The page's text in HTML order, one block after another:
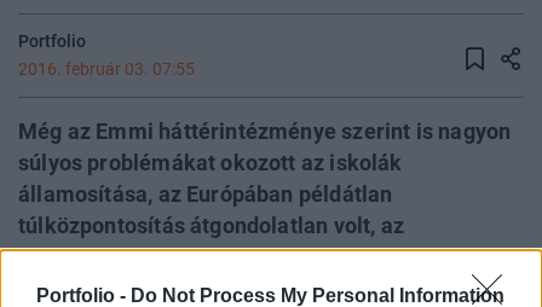
Portfolio - Do Not Process My Personal Information
Portfolio
2016. február 03. 07:55
Még az Emmi háttérintézménye szerint is nagyon
súlyos problémákat okozott az iskolák
államosítása, az Európában példátlan
túlközpontosítás átgondolatlan volt, az
intézmények normális működését akadályozzák -
derül ki az Oktatáskutató és Fejlesztő Intézet